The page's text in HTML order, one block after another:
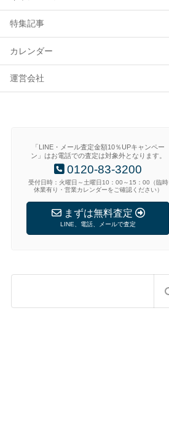
特集記事
カレンダー
運営会社
「LINE・メール査定金額10％UPキャンペー
ン」はお電話での査定は対象外となります。
0120-83-3200
受付日時：火曜日～土曜日10：00～15：00（臨時
休業有り・営業カレンダーをご確認ください）
まずは無料査定
LINE、電話、メールで査定